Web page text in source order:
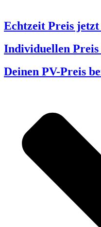
Echtzeit Preis jetzt
Individuellen
Deinen PV-Preis